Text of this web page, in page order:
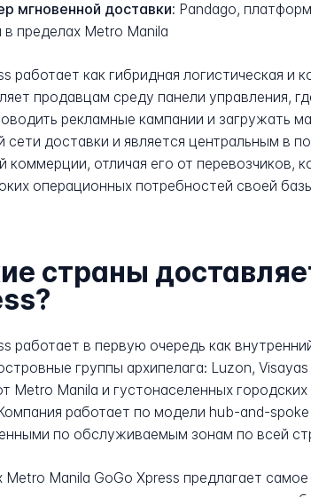
мгновенной доставки: Pandago,
в пределах Metro Manila
работает как гибридная логистическая
продавцам среду панели управления,
рекламные кампании и загружать
сети доставки и является центральным в
коммерции, отличая его от
операционных потребностей своей
страны
работает в первую очередь как
группы архипелага: Luzon,
Metro Manila и густонаселенных
работает по модели hub-and-
по обслуживаемым зонам по всей
Metro Manila GoGo Xpress предлагает